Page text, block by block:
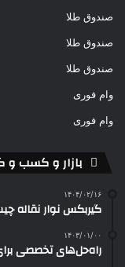
صندوق طلا
صندوق طلا
صندوق طلا
وام فوری
وام فوری
بازار و کسب و
۱۴۰۴/۰۲/۱۶
گیربکس نوار نقاله
۱۴۰۳/۰۱/۰۰
راه‌حل‌های تخصصی